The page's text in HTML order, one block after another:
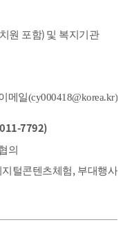
원 포함) 및 복지기관
메일(cy000418@korea.kr)
7792)
의
털콘텐츠체험, 부대행사